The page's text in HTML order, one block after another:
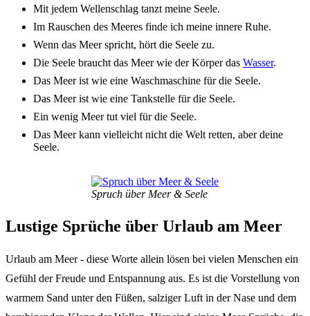
Mit jedem Wellen­schlag tanzt meine Seele.
Im Rauschen des Meeres finde ich meine inne­re Ruhe.
Wenn das Meer spricht, hört die Seele zu.
Die Seele braucht das Meer wie der Körper das Wasser.
Das Meer ist wie eine Wasch­ma­schi­ne für die Seele.
Das Meer ist wie eine Tank­stel­le für die Seele.
Ein wenig Meer tut viel für die Seele.
Das Meer kann viel­leicht nicht die Welt retten, aber deine
Seele.
Spruch über Meer & Seele
Lusti­ge Sprü­che über Urlaub am Meer
Urlaub am Meer - diese Worte allein lösen bei vielen Menschen ein
Gefühl der Freu­de und Entspan­nung aus. Es ist die Vorstel­lung von
warmem Sand unter den Füßen, salzi­ger Luft in der Nase und dem